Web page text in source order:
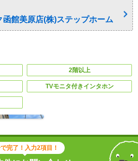
館美原店(株)ステップホーム
2階以上
TVモニタ付きインタホン
完了！入力2項目！